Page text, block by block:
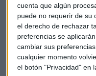
cuenta que algún
puede no requerir de su
el derecho de rechazar
preferencias se
cambiar sus
cualquier momento
el botón "Privacidad" en